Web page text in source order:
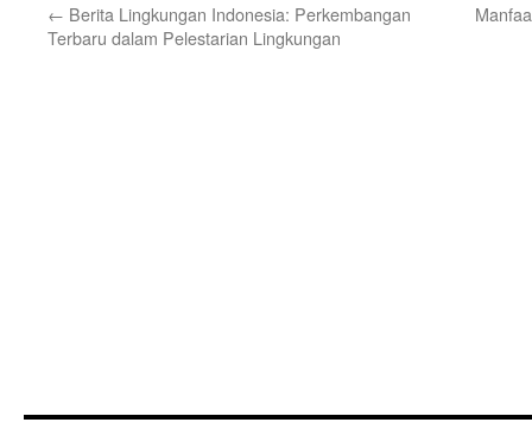
← Berita Lingkungan Indonesia: Perkembangan
Terbaru dalam Pelestarian Lingkungan